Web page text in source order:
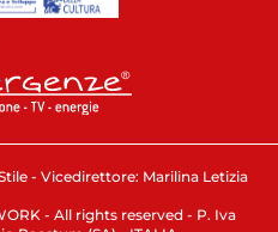
- Vicedirettore: Marilina Letizia
- All rights reserved - P. Iva